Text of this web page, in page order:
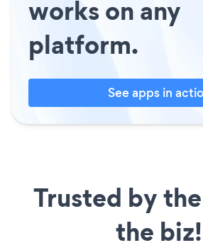
works on any
platform.
See apps in
Trusted by
the biz!